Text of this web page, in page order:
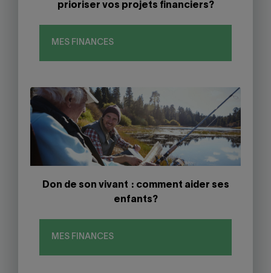
prioriser vos projets financiers?
MES FINANCES
Don de son vivant : comment aider ses
enfants?
MES FINANCES